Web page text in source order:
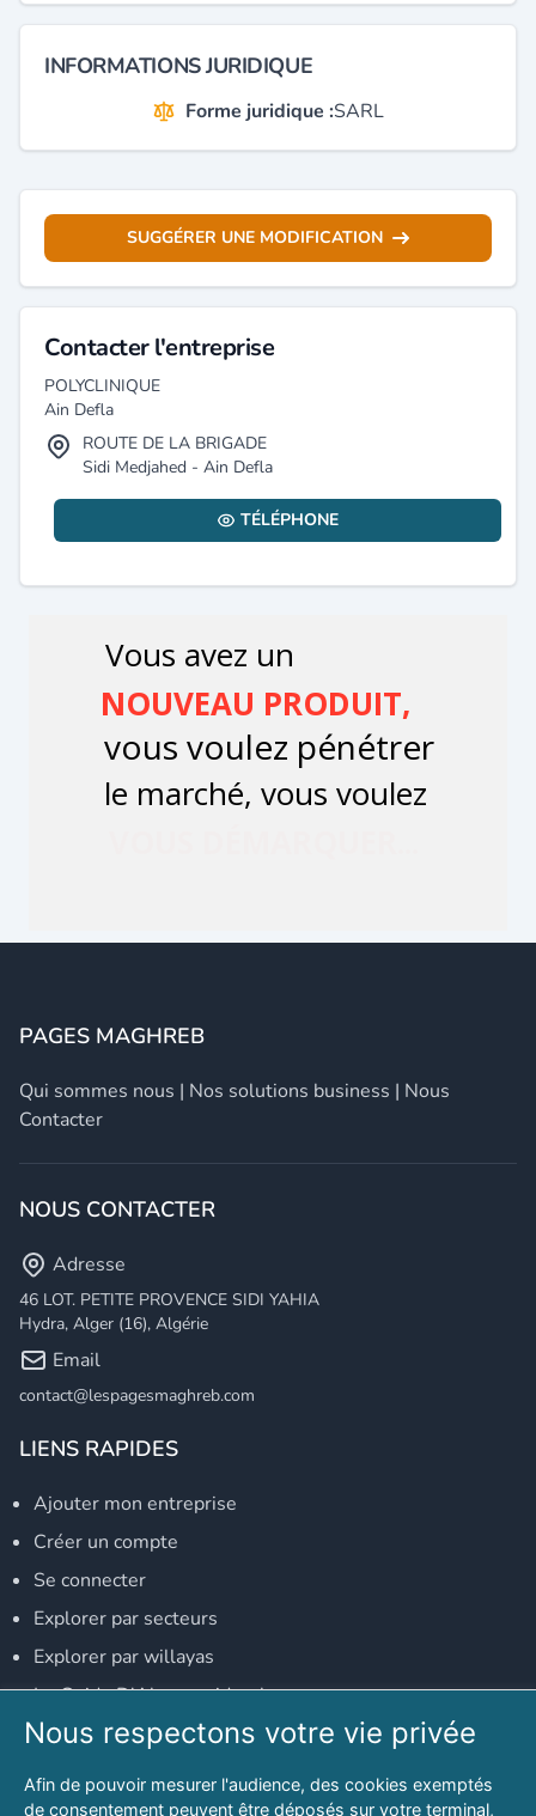
INFORMATIONS JURIDIQUE
Forme juridique :SARL
SUGGÉRER UNE MODIFICATION
Contacter l'entreprise
POLYCLINIQUE
Ain Defla
ROUTE DE LA BRIGADE
Sidi Medjahed - Ain Defla
TÉLÉPHONE
PAGES MAGHREB
Qui sommes nous | Nos solutions business | Nous
Contacter
NOUS CONTACTER
Adresse
46 LOT. PETITE PROVENCE SIDI YAHIA
Hydra, Alger (16), Algérie
Email
contact@lespagesmaghreb.com
LIENS RAPIDES
Ajouter mon entreprise
Créer un compte
Se connecter
Explorer par secteurs
Explorer par willayas
Le Guide D'Alger, guide-alger.com
NOS RÉSEAUX SOCIAUX
Notre page Facebook
Nous respectons votre vie privée
Afin de pouvoir mesurer l'audience, des cookies exemptés
de consentement peuvent être déposés sur votre terminal,